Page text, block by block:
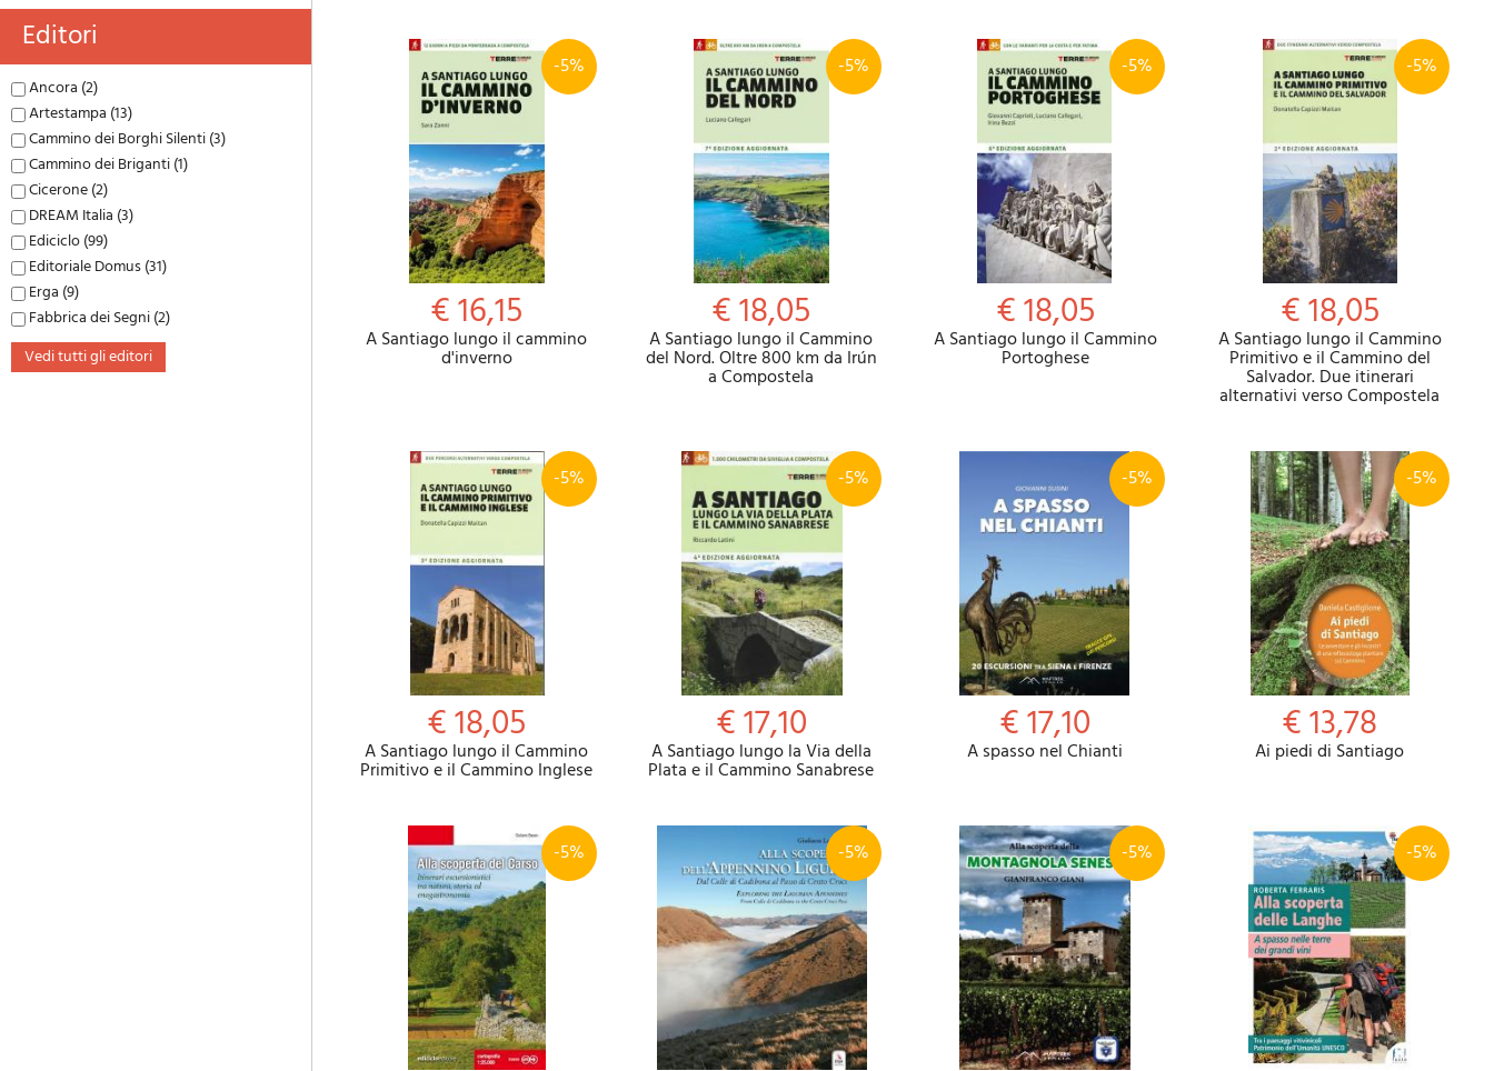
Editori
Ancora (2)
Artestampa (13)
Cammino dei Borghi Silenti (3)
Cammino dei Briganti (1)
Cicerone (2)
DREAM Italia (3)
Ediciclo (99)
Editoriale Domus (31)
Erga (9)
Fabbrica dei Segni (2)
vedi tutti gli editori
-5%
€ 16,15
A Santiago lungo il cammino
d'inverno
-5%
€ 18,05
A Santiago lungo il Cammino
del Nord. Oltre 800 km da Irún
a Compostela
-5%
€ 18,05
A Santiago lungo il Cammino
Portoghese
-5%
€ 18,05
A Santiago lungo il Cammino
Primitivo e il Cammino del
Salvador. Due itinerari
alternativi verso Compostela
-5%
€ 18,05
A Santiago lungo il Cammino
Primitivo e il Cammino Inglese
-5%
€ 17,10
A Santiago lungo la Via della
Plata e il Cammino Sanabrese
-5%
€ 17,10
A spasso nel Chianti
-5%
€ 13,78
Ai piedi di Santiago
-5% -5% -5% -5%